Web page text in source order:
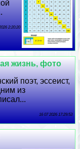
2:20:20
жизнь, фото
поэт, эссеист,
из
16 07 2026 17:29:53